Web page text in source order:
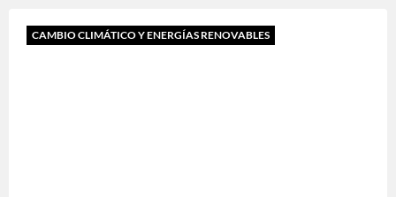
CAMBIO CLIMÁTICO Y ENERGÍAS RENOVABLES